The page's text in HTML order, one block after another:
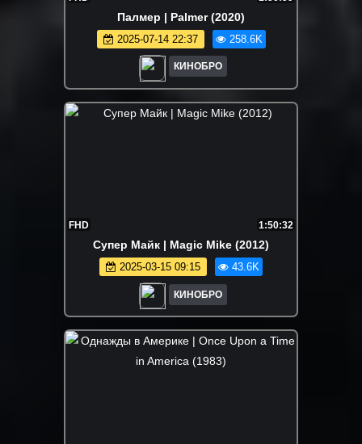
Палмер | Palmer (2020)
2025-07-14 22:37 258.6K
КИНОБРО
FHD 1:50:32
Супер Майк | Magic Mike (2012)
2025-03-15 09:15 43.6K
КИНОБРО